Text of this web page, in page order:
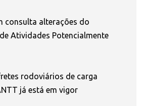
consulta alterações do
Atividades Potencialmente
rodoviários de carga
já está em vigor